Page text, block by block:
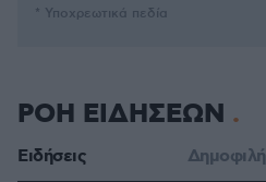
* Υποχρεωτικά πεδία
ΡΟΗ ΕΙΔΗΣΕΩΝ
Ειδήσεις Δημοφιλή